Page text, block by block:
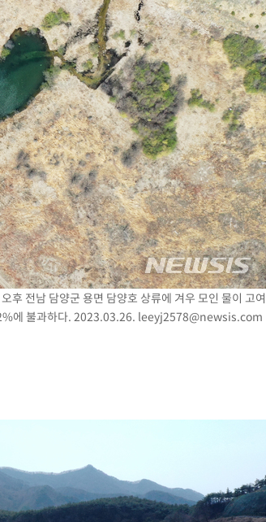
후 전남 담양군 용면 담양호 상류에 겨우 모인 물이 고여
에 불과하다. 2023.03.26. leeyj2578@newsis.com